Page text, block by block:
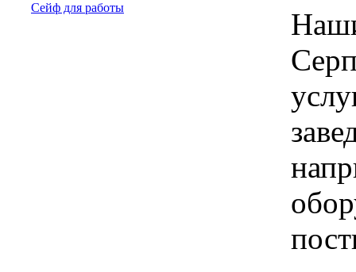
Сейф для работы